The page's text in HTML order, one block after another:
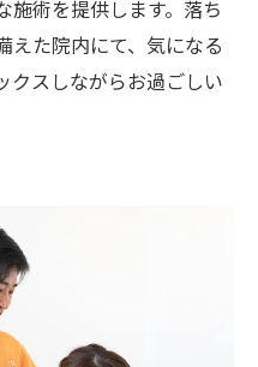
施術を提供します。落ち
えた院内にて、気になる
クスしながらお過ごしい